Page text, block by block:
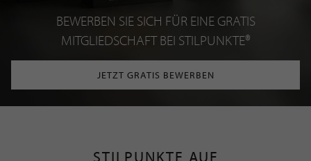
BEWERBEN SIE SICH FÜR EINE GRATIS
MITGLIEDSCHAFT BEI STILPUNKTE®
JETZT GRATIS BEWERBEN
STILPUNKTE AUF